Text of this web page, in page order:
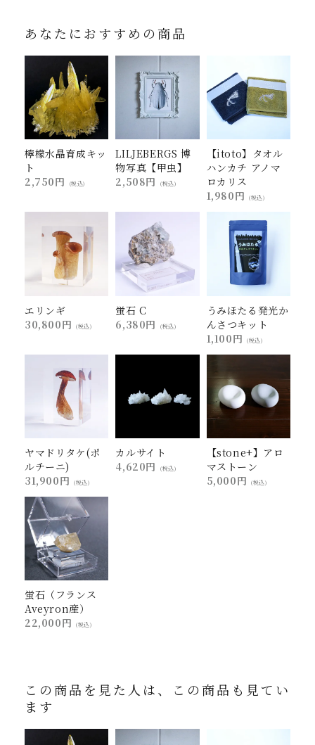
あなたにおすすめの商品
檸檬水晶育成キッ
ト
2,750円
(税込)
LILJEBERGS 博
物写真【甲虫】
2,508円
(税込)
【itoto】タオル
ハンカチ アノマ
ロカリス
1,980円
(税込)
エリンギ
30,800円
(税込)
蛍石 C
6,380円
(税込)
うみほたる発光か
んさつキット
1,100円
(税込)
ヤマドリタケ(ポ
ルチーニ)
31,900円
(税込)
カルサイト
4,620円
(税込)
【stone+】アロ
マストーン
5,000円
(税込)
蛍石（フランス
Aveyron産）
22,000円
(税込)
この商品を見た人は、この商品も見てい
ます